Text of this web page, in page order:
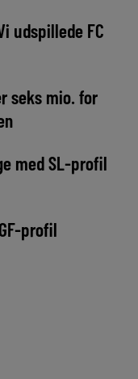
udspillede FC
seks mio. for
med SL-profil
profil